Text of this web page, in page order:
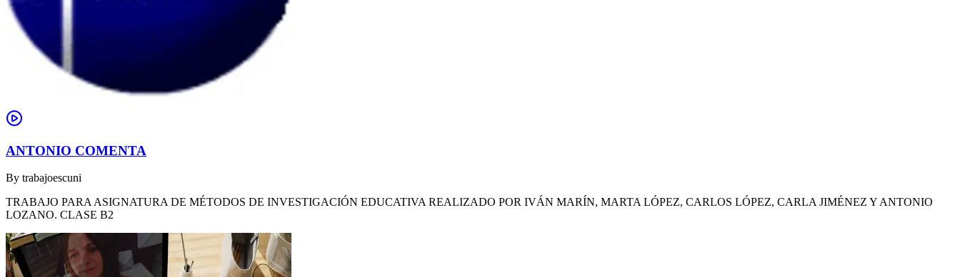
ANTONIO COMENTA
By trabajoescuni
TRABAJO PARA ASIGNATURA DE MÉTODOS DE INVESTIGACIÓN EDUCATIVA REALIZADO POR IVÁN MARÍN, MARTA LÓPEZ, CARLOS LÓPEZ, CARLA JIMÉNEZ Y ANTONIO
LOZANO. CLASE B2